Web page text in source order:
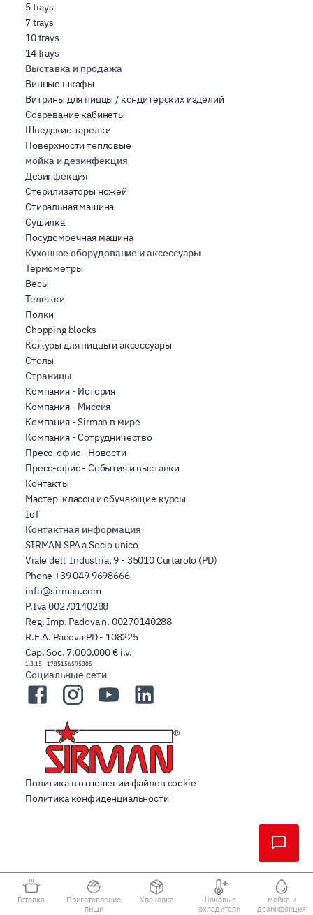
5 trays
7 trays
10 trays
14 trays
Выставка и продажа
Винные шкафы
Витрины для пиццы / кондитерских изделий
Созревание кабинеты
Шведские тарелки
Поверхности тепловые
мойка и дезинфекция
Дезинфекция
Стерилизаторы ножей
Стиральная машина
Сушилка
Посудомоечная машина
Кухонное оборудование и аксессуары
Термометры
Весы
Тележки
Полки
Chopping blocks
Кожуры для пиццы и аксессуары
Столы
Страницы
Компания - История
Компания - Миссия
Компания - Sirman в мире
Компания - Сотрудничество
Пресс-офис - Новости
Пресс-офис - События и выставки
Контакты
Мастер-классы и обучающие курсы
IoT
Контактная информация
SIRMAN SPA a Socio unico
Viale dell' Industria, 9 - 35010 Curtarolo (PD)
Phone +39 049 9698666
info@sirman.com
P.Iva 00270140288
Reg. Imp. Padova n. 00270140288
R.E.A. Padova PD - 108225
Cap. Soc. 7.000.000 € i.v.
1.3.15 - 1785156595305
Социальные сети
FacebookInstagramYouTubeLinkedIn
Политика в отношении файлов cookie
Политика конфиденциальности
Готовка
Приготовление
пищи
Упаковка
Шоковые
охладители
мойка и
дезинфекция